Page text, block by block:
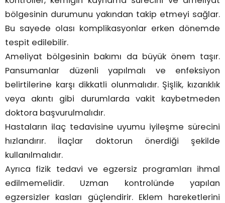
bölgesinin durumunu yakından takip etmeyi sağlar.
Bu sayede olası komplikasyonlar erken dönemde
tespit edilebilir.
Ameliyat bölgesinin bakımı da büyük önem taşır.
Pansumanlar düzenli yapılmalı ve enfeksiyon
belirtilerine karşı dikkatli olunmalıdır. Şişlik, kızarıklık
veya akıntı gibi durumlarda vakit kaybetmeden
doktora başvurulmalıdır.
Hastaların ilaç tedavisine uyumu iyileşme sürecini
hızlandırır. İlaçlar doktorun önerdiği şekilde
kullanılmalıdır.
Ayrıca fizik tedavi ve egzersiz programları ihmal
edilmemelidir. Uzman kontrolünde yapılan
egzersizler kasları güçlendirir. Eklem hareketlerini